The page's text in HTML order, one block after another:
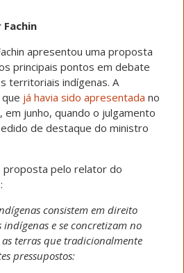
apresentou uma proposta
principais pontos em debate
territoriais indígenas. A
já havia sido apresentada no
em junho, quando o julgamento
de destaque do ministro
pelo relator do
consistem em direito
e se concretizam no
terras que tradicionalmente
pressupostos: